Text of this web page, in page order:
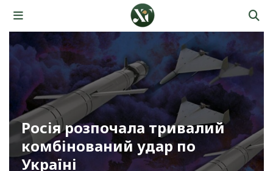
Росія розпочала тривалий
комбінований удар по
Україні